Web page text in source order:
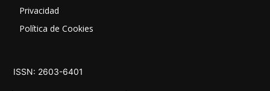
Privacidad
Política de Cookies
ISSN: 2603-6401